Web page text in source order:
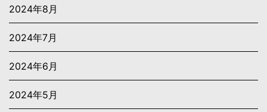
2024年8月
2024年7月
2024年6月
2024年5月